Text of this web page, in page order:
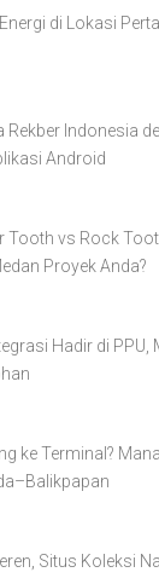
di Lokasi
Indonesia
Android
Tooth vs Rock
Proyek Anda?
Hadir di PPU,
ke Terminal?
Situs Koleksi